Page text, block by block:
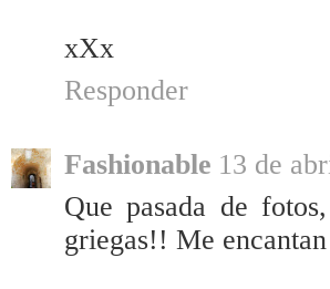
xXx
Responder
Fashionable 13 de
Que pasada de
griegas!! Me